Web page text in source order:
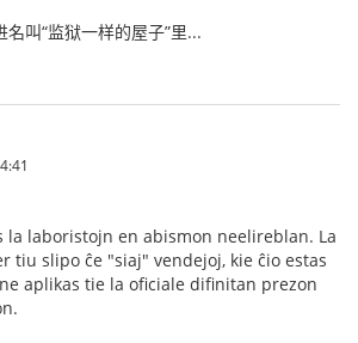
叫“监狱一样的屋子”里...
la laboristojn en abismon neelireblan. La
tiu slipo ĉe "siaj" vendejoj, kie ĉio estas
aplikas tie la oficiale difinitan prezon